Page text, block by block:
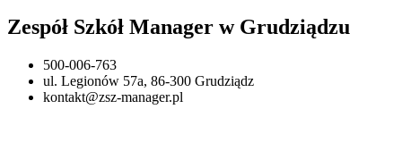
Zespół Szkół Manager w Grudziądzu
500-006-763
ul. Legionów 57a, 86-300 Grudziądz
kontakt@zsz-manager.pl